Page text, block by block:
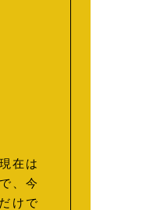
在は
、今
けで